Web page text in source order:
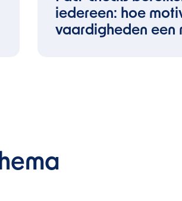
iedereen: hoe
vaardigheden een